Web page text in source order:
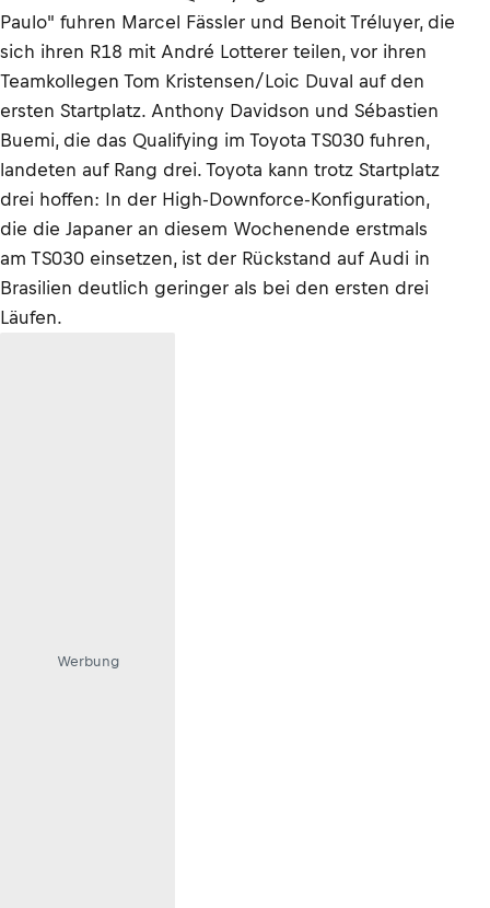
Paulo" fuhren Marcel Fässler und Benoit Tréluyer, die
sich ihren R18 mit André Lotterer teilen, vor ihren
Teamkollegen Tom Kristensen/Loic Duval auf den
ersten Startplatz. Anthony Davidson und Sébastien
Buemi, die das Qualifying im Toyota TS030 fuhren,
landeten auf Rang drei. Toyota kann trotz Startplatz
drei hoffen: In der High-Downforce-Konfiguration,
die die Japaner an diesem Wochenende erstmals
am TS030 einsetzen, ist der Rückstand auf Audi in
Brasilien deutlich geringer als bei den ersten drei
Läufen.
Werbung